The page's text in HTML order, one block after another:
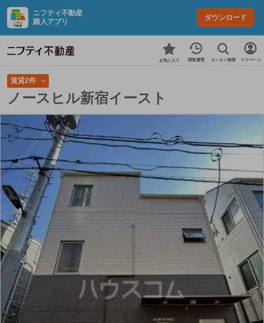
ニフティ不動産
購入アプリ
ダウンロード
お気に入り 閲覧履歴 カンタン検索 マイページ
賃貸2件
ノースヒル新宿イースト